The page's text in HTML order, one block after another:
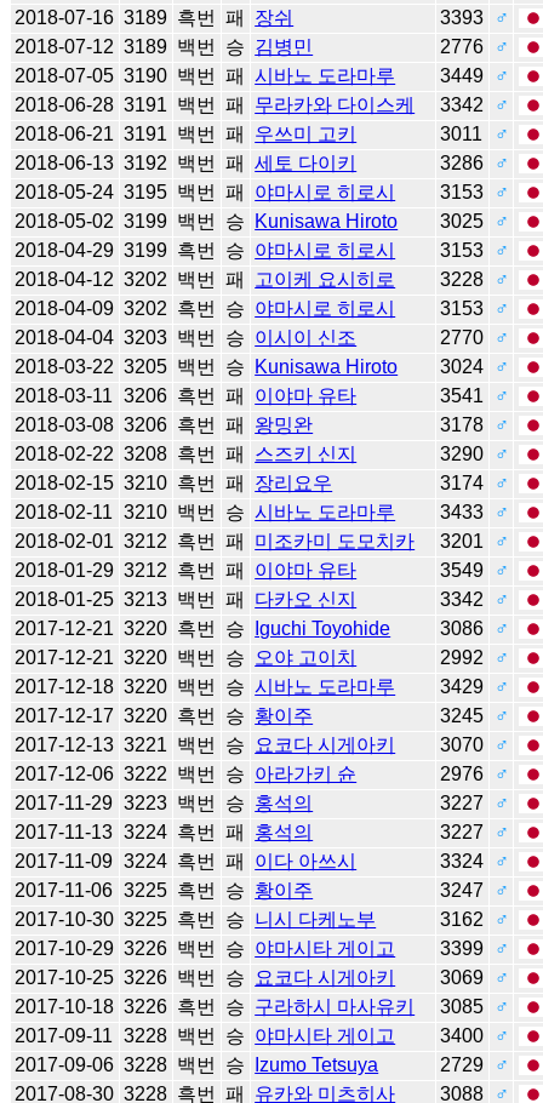
2018-07-16 3189 흑번 패 장쉬 3393
♂
2018-07-12 3189 백번 승 김병민 2776
♂
2018-07-05 3190 백번 패 시바노 도라마루 3449
♂
2018-06-28 3191 백번 패 무라카와 다이스케 3342
♂
2018-06-21 3191 백번 패 우쓰미 고키 3011
♂
2018-06-13 3192 백번 패 세토 다이키 3286
♂
2018-05-24 3195 백번 패 야마시로 히로시 3153
♂
2018-05-02 3199 백번 승 Kunisawa Hiroto 3025
♂
2018-04-29 3199 흑번 승 야마시로 히로시 3153
♂
2018-04-12 3202 백번 패 고이케 요시히로 3228
♂
2018-04-09 3202 흑번 승 야마시로 히로시 3153
♂
2018-04-04 3203 백번 승 이시이 신조 2770
♂
2018-03-22 3205 백번 승 Kunisawa Hiroto 3024
♂
2018-03-11 3206 흑번 패 이야마 유타 3541
♂
2018-03-08 3206 흑번 패 왕밍완 3178
♂
2018-02-22 3208 흑번 패 스즈키 신지 3290
♂
2018-02-15 3210 흑번 패 장리요우 3174
♂
2018-02-11 3210 백번 승 시바노 도라마루 3433
♂
2018-02-01 3212 흑번 패 미조카미 도모치카 3201
♂
2018-01-29 3212 흑번 패 이야마 유타 3549
♂
2018-01-25 3213 백번 패 다카오 신지 3342
♂
2017-12-21 3220 흑번 승 Iguchi Toyohide 3086
♂
2017-12-21 3220 백번 승 오야 고이치 2992
♂
2017-12-18 3220 백번 승 시바노 도라마루 3429
♂
2017-12-17 3220 흑번 승 황이주 3245
♂
2017-12-13 3221 백번 승 요코다 시게아키 3070
♂
2017-12-06 3222 백번 승 아라가키 슌 2976
♂
2017-11-29 3223 백번 승 홍석의 3227
♂
2017-11-13 3224 흑번 패 홍석의 3227
♂
2017-11-09 3224 흑번 패 이다 아쓰시 3324
♂
2017-11-06 3225 흑번 승 황이주 3247
♂
2017-10-30 3225 흑번 승 니시 다케노부 3162
♂
2017-10-29 3226 백번 승 야마시타 게이고 3399
♂
2017-10-25 3226 백번 승 요코다 시게아키 3069
♂
2017-10-18 3226 흑번 승 구라하시 마사유키 3085
♂
2017-09-11 3228 백번 승 야마시타 게이고 3400
♂
2017-09-06 3228 백번 승 Izumo Tetsuya 2729
♂
2017-08-30 3228 흑번 패 유카와 미츠히사 3088 ♂